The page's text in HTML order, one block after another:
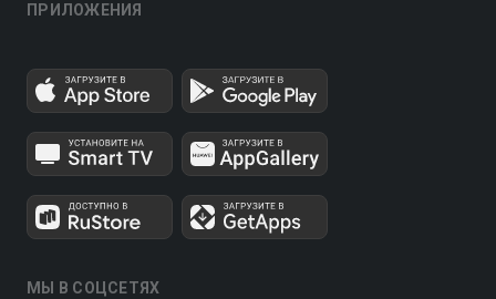
ПРИЛОЖЕНИЯ
МЫ В СОЦСЕТЯХ